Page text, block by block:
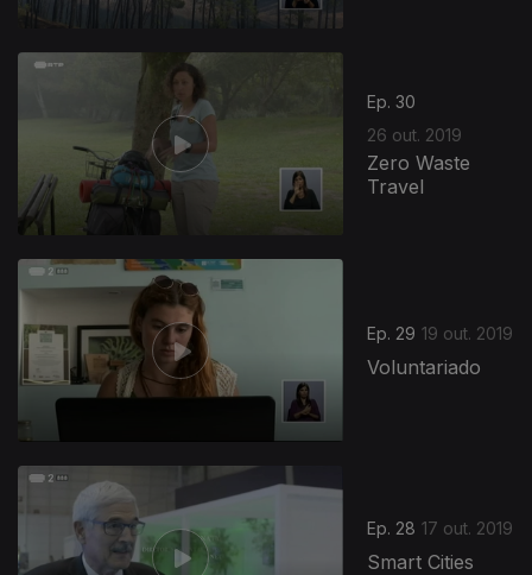
Ep. 30
26 out. 2019
Zero Waste
Travel
Ep. 29 19 out. 2019
Voluntariado
Ep. 28 17 out. 2019
Smart Cities
433847